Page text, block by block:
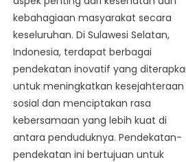
kebahagiaan masyarakat secara
keseluruhan. Di Sulawesi Selatan,
Indonesia, terdapat berbagai
pendekatan inovatif yang
untuk meningkatkan kesejahteraan
sosial dan menciptakan rasa
kebersamaan yang lebih kuat di
antara penduduknya. Pendekatan-
pendekatan ini bertujuan untuk